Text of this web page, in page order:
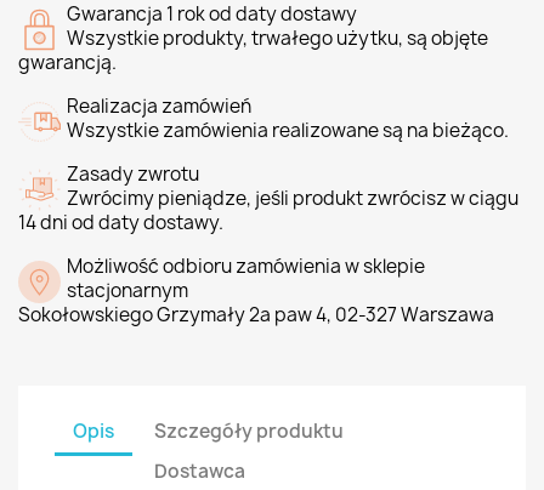
Gwarancja 1 rok od daty dostawy
Wszystkie produkty, trwałego użytku, są objęte
gwarancją.
Realizacja zamówień
Wszystkie zamówienia realizowane są na bieżąco.
Zasady zwrotu
Zwrócimy pieniądze, jeśli produkt zwrócisz w ciągu
14 dni od daty dostawy.
Możliwość odbioru zamówienia w sklepie
stacjonarnym
Sokołowskiego Grzymały 2a paw 4, 02-327 Warszawa
Opis
Szczegóły produktu
Dostawca